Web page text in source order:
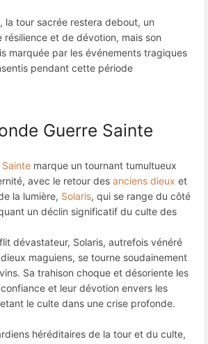
la tour sacrée restera debout, un
résilience et de dévotion, mais son
marquée par les événements tragiques
pendant cette période
Guerre Sainte
marque un tournant tumultueux
avec le retour des anciens dieux et
la lumière, Solaris, qui se range du côté
un déclin significatif du culte des
dévastateur, Solaris, autrefois vénéré
maguiens, se tourne soudainement
Sa trahison choque et désoriente les
et leur dévotion envers les
le culte dans une crise profonde.
héréditaires de la tour et du culte,